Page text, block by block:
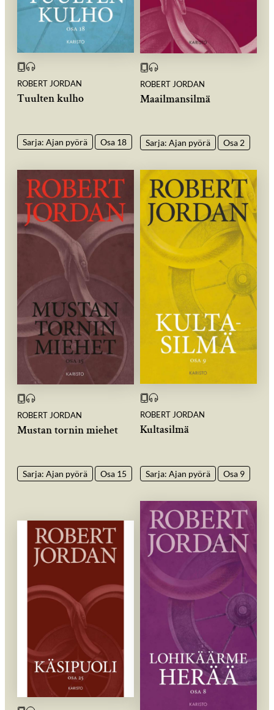
ROBERT JORDAN
Tuulten kulho
Sarja: Ajan pyörä Osa 18
ROBERT JORDAN
Maailmansilmä
Sarja: Ajan pyörä Osa 2
ROBERT JORDAN
Mustan tornin miehet
Sarja: Ajan pyörä Osa 15
ROBERT JORDAN
Kultasilmä
Sarja: Ajan pyörä Osa 9